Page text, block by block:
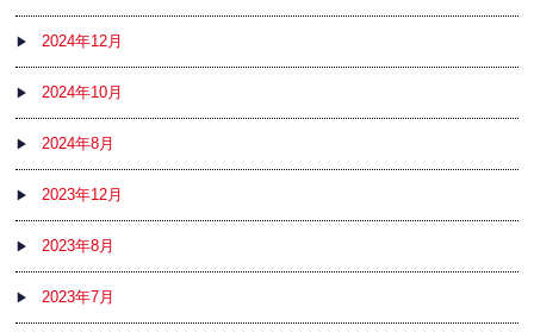
2024年12月
2024年10月
2024年8月
2023年12月
2023年8月
2023年7月